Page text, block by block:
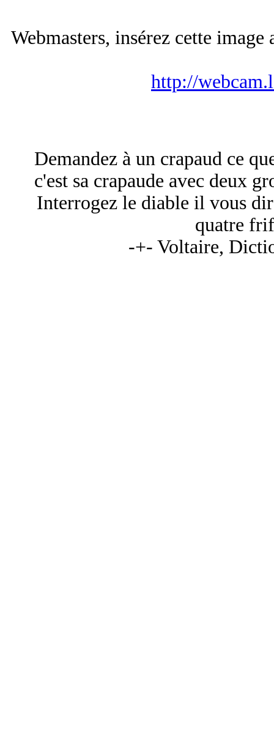
Webmasters, insérez cette
http://
Demandez à un crapaud ce
c'est sa crapaude avec deux
Interrogez le diable il vous
quatre
-+- Voltaire,